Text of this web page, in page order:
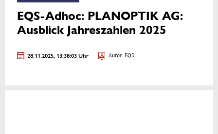
EQS-Adhoc: PLANOPTIK AG:
Ausblick Jahreszahlen 2025
28.11.2025, 13:38:03 Uhr Autor: EQS